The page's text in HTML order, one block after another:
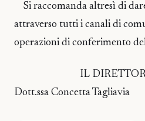
Si raccomanda altresì di
attraverso tutti i canali di
operazioni di conferimento
IL DIRETTORE
Dott.ssa Concetta Tagliavia